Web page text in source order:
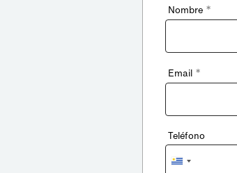
Nombre *
Email *
Teléfono
Uruguay